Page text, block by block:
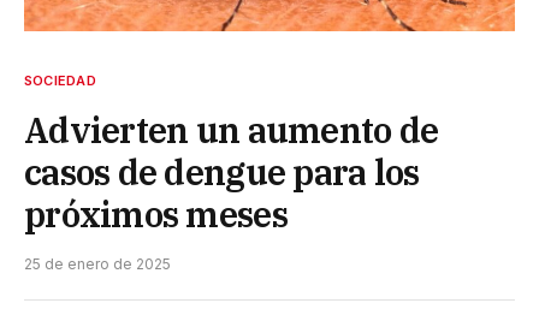
SOCIEDAD
Advierten un aumento de
casos de dengue para los
próximos meses
25 de enero de 2025